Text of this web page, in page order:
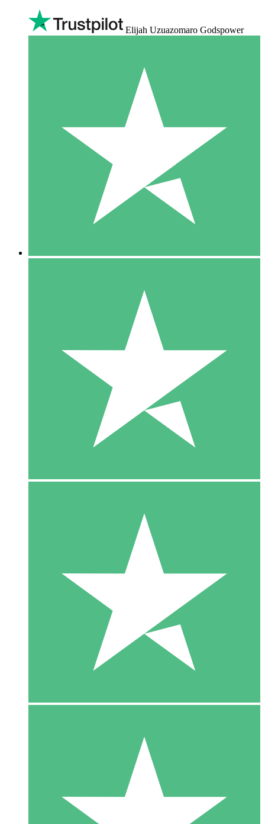
Elijah Uzuazomaro Godspower